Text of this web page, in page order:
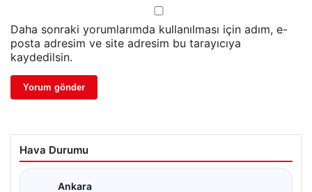
Daha sonraki yorumlarımda kullanılması için adım, e-
posta adresim ve site adresim bu tarayıcıya
kaydedilsin.
Hava Durumu
Ankara